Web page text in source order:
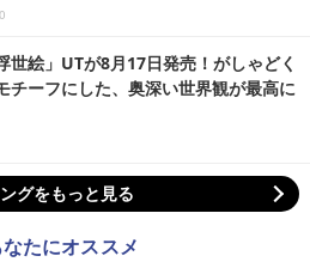
世絵」UTが8月17日発売！がしゃどく
チーフにした、奥深い世界観が最高に
グをもっと見る
たにオススメ